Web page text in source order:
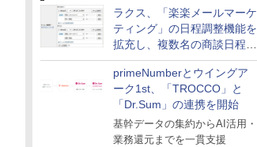
ラクス、「楽楽メールマーケ
ティング」の日程調整機能を
拡充し、複数名の商談日程調
整を効率化
primeNumberとウイングア
ーク1st、「TROCCO」と
「Dr.Sum」の連携を開始
基幹データの集約からAI活用・
業務還元までを一貫支援